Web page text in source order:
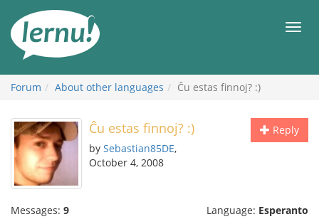
the
content
Forum About other languages Ĉu estas finnoj? :)
Reply
Ĉu estas finnoj? :)
by Sebastian85DE,
October 4, 2008
Messages: 9 Language: Esperanto